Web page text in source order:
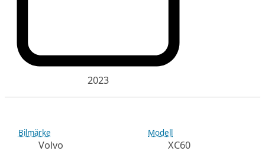
2023
Bilmärke
Volvo
Modell
XC60